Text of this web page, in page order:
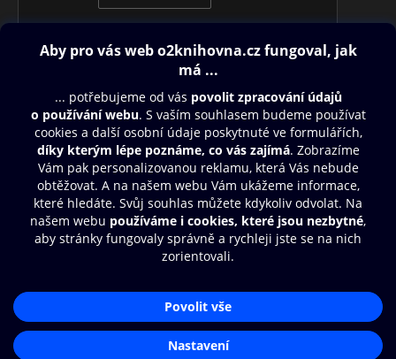
Obsah ke stažení
Moje O2 Knihovna
Další zábava
© O2 Czech Republic a.s.
Zásady zpracování osobních údajůAplikace O2 Knihovna
Čti a poslouchej své e-knihy a